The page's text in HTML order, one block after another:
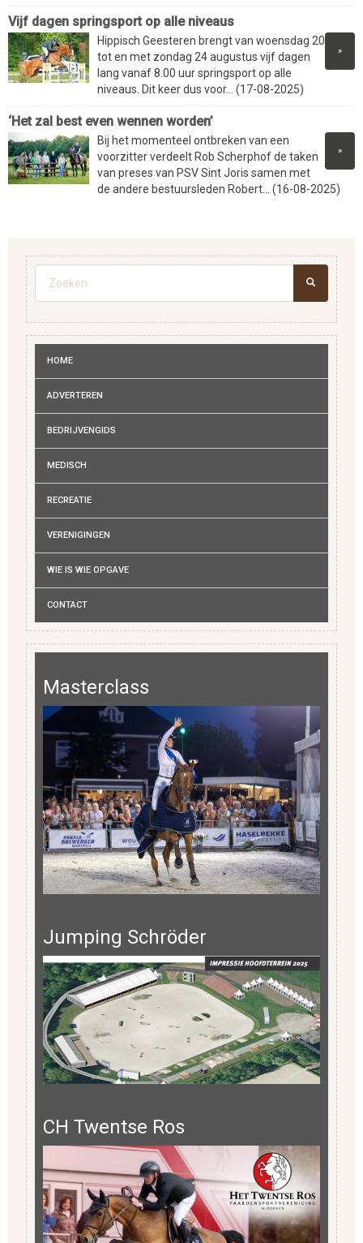
Vijf dagen springsport op alle niveaus
»
Hippisch Geesteren brengt van woensdag 20
tot en met zondag 24 augustus vijf dagen
lang vanaf 8.00 uur springsport op alle
niveaus. Dit keer dus voor... (17-08-2025)
‘Het zal best even wennen worden’
»
Bij het momenteel ontbreken van een
voorzitter verdeelt Rob Scherphof de taken
van preses van PSV Sint Joris samen met
de andere bestuursleden Robert... (16-08-2025)
Zoekveld
HOME
ADVERTEREN
BEDRIJVENGIDS
MEDISCH
RECREATIE
VERENIGINGEN
WIE IS WIE OPGAVE
CONTACT
Masterclass
Jumping Schröder
CH Twentse Ros